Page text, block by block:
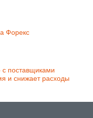
Форекс
поставщиками
и снижает расходы